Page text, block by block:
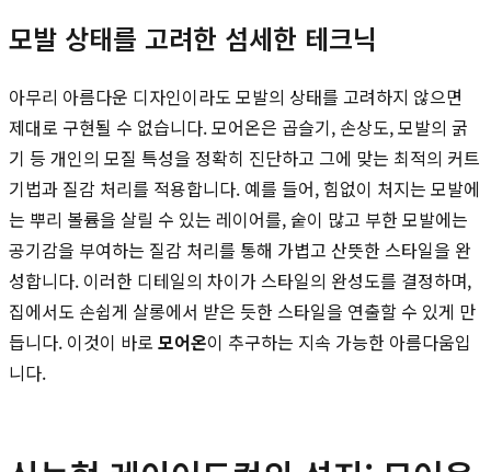
모발 상태를 고려한 섬세한 테크닉
아무리 아름다운 디자인이라도 모발의 상태를 고려하지 않으면
제대로 구현될 수 없습니다. 모어온은 곱슬기, 손상도, 모발의 굵
기 등 개인의 모질 특성을 정확히 진단하고 그에 맞는 최적의 커트
기법과 질감 처리를 적용합니다. 예를 들어, 힘없이 처지는 모발에
는 뿌리 볼륨을 살릴 수 있는 레이어를, 숱이 많고 부한 모발에는
공기감을 부여하는 질감 처리를 통해 가볍고 산뜻한 스타일을 완
성합니다. 이러한 디테일의 차이가 스타일의 완성도를 결정하며,
집에서도 손쉽게 살롱에서 받은 듯한 스타일을 연출할 수 있게 만
듭니다. 이것이 바로 모어온이 추구하는 지속 가능한 아름다움입
니다.